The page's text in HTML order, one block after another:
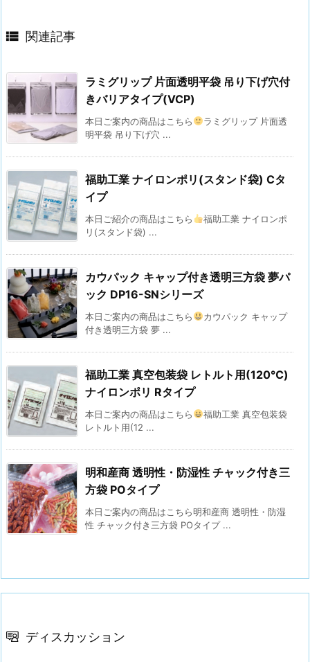
 関連記事
ラミグリップ 片面透明平袋 吊り下げ穴付
きバリアタイプ(VCP)
本日ご案内の商品はこちら
ラミグリップ 片面透
明平袋 吊り下げ穴 ...
福助工業 ナイロンポリ(スタンド袋) Cタ
イプ
本日ご紹介の商品はこちら
福助工業 ナイロンポ
リ(スタンド袋) ...
カウパック キャップ付き透明三方袋 夢パ
ック DP16-SNシリーズ
本日ご案内の商品はこちら
カウパック キャップ
付き透明三方袋 夢 ...
福助工業 真空包装袋 レトルト用(120℃)
ナイロンポリ Rタイプ
本日ご案内の商品はこちら
福助工業 真空包装袋
レトルト用(12 ...
明和産商 透明性・防湿性 チャック付き三
方袋 POタイプ
本日ご案内の商品はこちら明和産商 透明性・防湿
性 チャック付き三方袋 POタイプ ...
ディスカッション